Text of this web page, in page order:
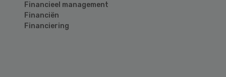
Financieel management
Financiën
Financiering